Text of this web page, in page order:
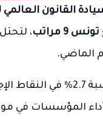
القانون العالمي
تونس 9 مراتب ،
إلى
أداء المؤسسات في